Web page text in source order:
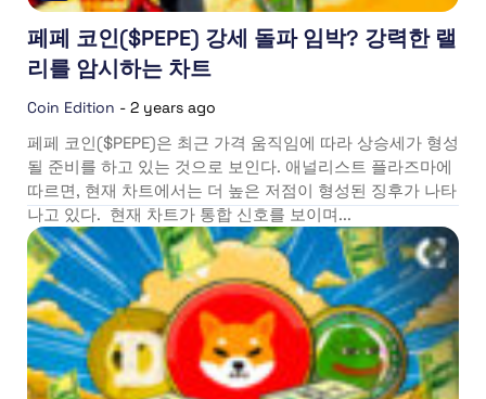
페페 코인($PEPE) 강세 돌파 임박? 강력한 랠
리를 암시하는 차트
Coin Edition - 2 years ago
페페 코인($PEPE)은 최근 가격 움직임에 따라 상승세가 형성
될 준비를 하고 있는 것으로 보인다. 애널리스트 플라즈마에
따르면, 현재 차트에서는 더 높은 저점이 형성된 징후가 나타
나고 있다. 현재 차트가 통합 신호를 보이며...